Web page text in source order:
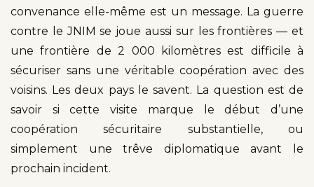
convenance elle-même est un message. La guerre
contre le JNIM se joue aussi sur les frontières — et
une frontière de 2 000 kilomètres est difficile à
sécuriser sans une véritable coopération avec des
voisins. Les deux pays le savent. La question est de
savoir si cette visite marque le début d’une
coopération sécuritaire substantielle, ou
simplement une trêve diplomatique avant le
prochain incident.